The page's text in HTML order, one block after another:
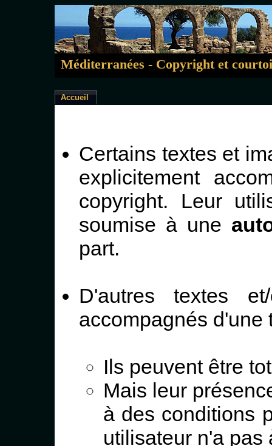
Méditerranées - Copyright et
Accueil
Certains textes et
explicitement
copyright. Leur
soumise à une
part.
D'autres textes
accompagnés d'une
Ils peuvent être
Mais leur
à des conditions
utilisateur n'a pas